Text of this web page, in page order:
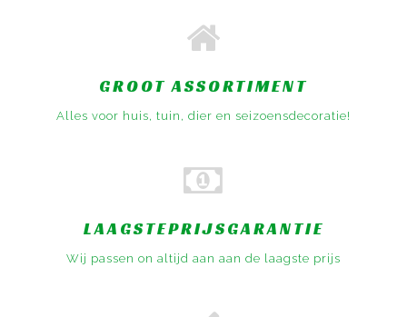
GROOT ASSORTIMENT
Alles voor huis, tuin, dier en seizoensdecoratie!
LAAGSTEPRIJSGARANTIE
Wij passen on altijd aan aan de laagste prijs